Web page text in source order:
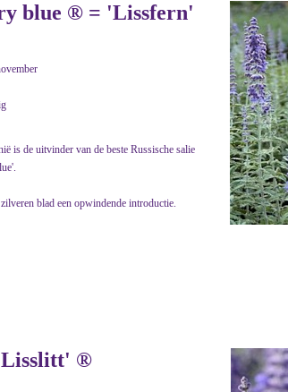
blue ® = 'Lissfern'
is de uitvinder van de beste Russische salie
blad een opwindende introductie.
®